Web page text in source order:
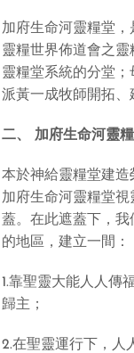
加府生命河靈糧堂，
靈糧世界佈道會之
靈糧堂系統的分堂
派黃一成牧師開拓、
二、 加府生命河靈
本於神給靈糧堂建造
加府生命河靈糧堂
蓋。在此遮蓋下，
的地區，建立一間：
1.靠聖靈大能人人傳
歸主；
2.在聖靈運行下，人